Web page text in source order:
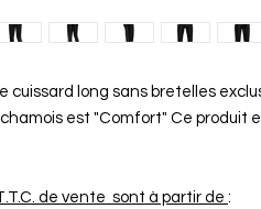
cuissard long sans bretelles
est "Comfort" Ce produit
de vente sont à partir de :